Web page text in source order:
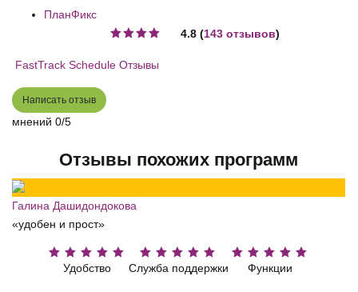
ПланФикс
4.8 (143 отзывов)
FastTrack Schedule Отзывы
Написать отзыв
мнений 0/5
Отзывы похожих программ
Галина Дашидондокова
«удобен и прост»
Удобство Служба поддержки Функции